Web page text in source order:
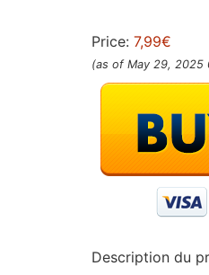
Price: 7,99€
(as of May 29, 2025
Description du